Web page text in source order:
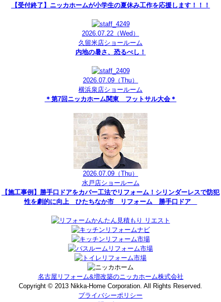
【受付終了】ニッカホームが小学生の夏休み工作を応援します！！！
2026.07.22 （Wed）
久留米店ショールーム
内地の暑さ、恐るべし！
2026.07.09 （Thu）
横浜泉店ショールーム
＊第7回ニッカホーム関東 フットサル大会＊
2026.07.09 （Thu）
水戸店ショールーム
【施工事例】勝手口ドアをカバー工法でリフォーム！シリンダーレスで防犯
性を劇的に向上 ひたちなか市 リフォーム 勝手口ドア
名古屋リフォーム&増改築のニッカホーム株式会社
Copyright © 2013 Nikka-Home Corporation. All Rights Reserved.
プライバシーポリシー